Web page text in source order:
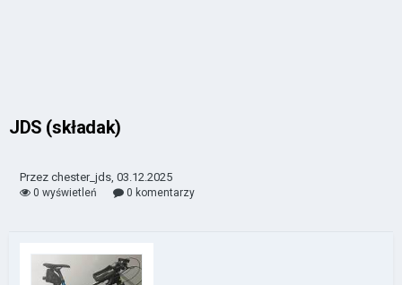
JDS (składak)
Przez chester_jds, 03.12.2025
0 wyświetleń 0 komentarzy